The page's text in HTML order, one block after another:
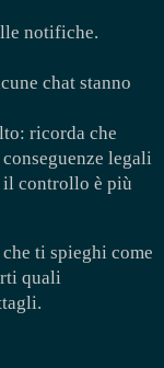
notifiche.
chat stanno
ricorda che
legali
il controllo è più
ti spieghi come
quali